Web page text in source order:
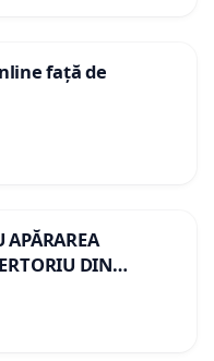
față de
APĂRAREA
DIN